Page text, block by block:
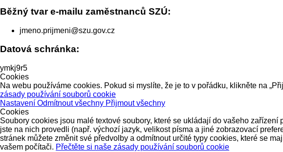
Běžný tvar e-mailu zaměstnanců SZÚ:
jmeno.prijmeni@szu.gov.cz
Datová schránka:
ymkj9r5
Cookies
Na webu používáme cookies. Pokud si myslíte, že je to v pořádku, klikněte na
zásady používání souborů cookie
Nastavení Odmítnout všechny Přijmout všechny
Cookies
Soubory cookies jsou malé textové soubory, které se ukládají do vašeho
jste na nich provedli (např. výchozí jazyk, velikost písma a jiné zobrazovací
stránek můžete změnit své předvolby a odmítnout určité typy cookies, které se
vašem počítači. Přečtěte si naše zásady používání souborů cookie